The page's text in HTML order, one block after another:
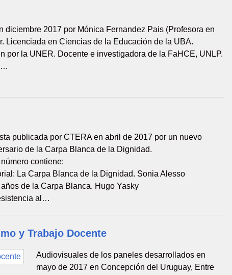
diciembre 2017 por Mónica Fernandez Pais (Profesora en
Licenciada en Ciencias de la Educación de la UBA.
por la UNER. Docente e investigadora de la FaHCE, UNLP.
publicada por CTERA en abril de 2017 por un nuevo
de la Carpa Blanca de la Dignidad.
número contiene:
La Carpa Blanca de la Dignidad. Sonia Alesso
años de la Carpa Blanca. Hugo Yasky
al…
y Trabajo Docente
Audiovisuales de los paneles desarrollados en
mayo de 2017 en Concepción del Uruguay, Entre